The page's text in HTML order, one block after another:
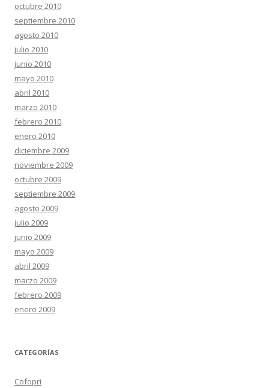
octubre 2010
septiembre 2010
agosto 2010
julio 2010
junio 2010
mayo 2010
abril 2010
marzo 2010
febrero 2010
enero 2010
diciembre 2009
noviembre 2009
octubre 2009
septiembre 2009
agosto 2009
julio 2009
junio 2009
mayo 2009
abril 2009
marzo 2009
febrero 2009
enero 2009
CATEGORÍAS
Cofopri